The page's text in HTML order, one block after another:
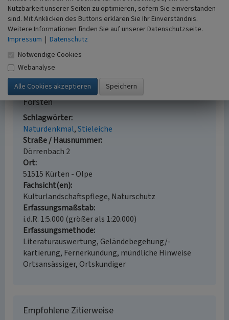
Paffrath, Günther (1998) Ein Schwein im Beiwagen.
Erlebtes Zeitgeschehen im Bergischen Land
während des Krieges und in der Nachkriegszeit.
Kürten.
Naturdenkmal „Stieleiche“ südlich Ortsausgang
Forsten
Schlagwörter
Naturdenkmal Stieleiche
Straße / Hausnummer
Dörrenbach 2
Ort
51515 Kürten - Olpe
Fachsicht(en)
Kulturlandschaftspflege, Naturschutz
Erfassungsmaßstab
i.d.R. 1:5.000 (größer als 1:20.000)
Erfassungsmethode
Literaturauswertung, Geländebegehung/-
kartierung, Fernerkundung, mündliche Hinweise
Ortsansässiger, Ortskundiger
Empfohlene Zitierweise
Nutzbarkeit unserer Seiten zu optimieren, sofern Sie einverstanden
sind. Mit Anklicken des Buttons erklären Sie Ihr Einverständnis.
Weitere Informationen finden Sie auf unserer Datenschutzseite.
Impressum | Datenschutz
Notwendige Cookies
Webanalyse